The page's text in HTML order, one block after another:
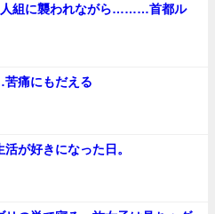
人組に襲われながら………首都ル
痛にもだえる
が好きになった日。